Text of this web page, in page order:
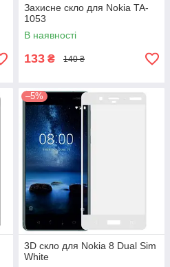
Захисне скло для Nokia TA-
1053
В наявності
133 ₴ 140 ₴
–5%
3D скло для Nokia 8 Dual Sim
White